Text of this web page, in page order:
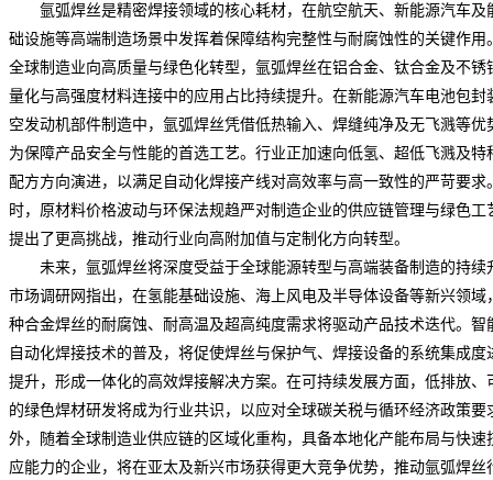
氩弧焊丝是精密焊接领域的核心耗材，在航空航天、新能源汽车及
础设施等高端制造场景中发挥着保障结构完整性与耐腐蚀性的关键作用
全球制造业向高质量与绿色化转型，氩弧焊丝在铝合金、钛合金及不锈
量化与高强度材料连接中的应用占比持续提升。在新能源汽车电池包封
空发动机部件制造中， 氩弧焊丝凭借低热输入、焊缝纯净及无飞溅等优
为保障产品安全与性能的首选工艺。行业正加速向低氢、超低飞溅及特
配方方向演进，以满足自动化焊接产线对高效率与高一致性的严苛要求
时，原材料价格波动与环保法规趋严对制造企业的供应链管理与绿色工
提出了更高挑战，推动行业向高附加值与定制化方向转型。
未来，氩弧焊丝将深度受益于全球能源转型与高端装备制造的持续
市场调研网指出，在氢能基础设施、海上风电及半导体设备等新兴领域
种合金焊丝的耐腐蚀、耐高温及超高纯度需求将驱动产品技术迭代。智
自动化焊接技术的普及，将促使焊丝与保护气、焊接设备的系统集成度
提升，形成一体化的高效焊接解决方案。在可持续发展方面，低排放、
的绿色焊材研发将成为行业共识，以应对全球碳关税与循环经济政策要
外，随着全球制造业供应链的区域化重构，具备本地化产能布局与快速
应能力的企业，将在亚太及新兴市场获得更大竞争优势，推动氩弧焊丝